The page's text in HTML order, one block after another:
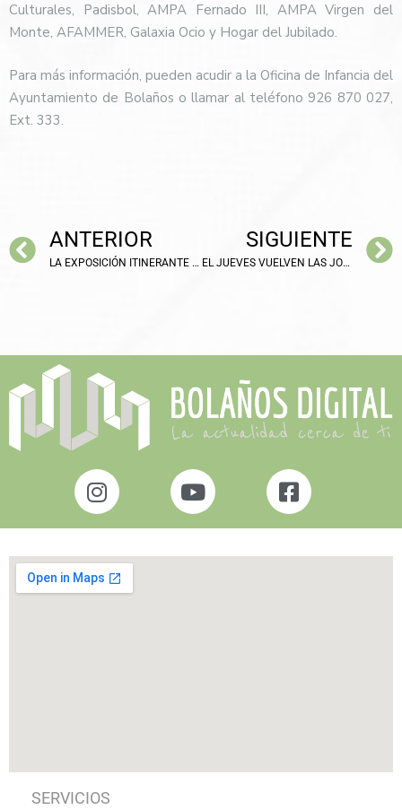
Culturales, Padisbol, AMPA Fernado III, AMPA Virgen del
Monte, AFAMMER, Galaxia Ocio y Hogar del Jubilado.
Para más información, pueden acudir a la Oficina de Infancia del
Ayuntamiento de Bolaños o llamar al teléfono 926 870 027,
Ext. 333.
ANTERIOR
LA EXPOSICIÓN ITINERANTE «MUSEORUM» SE INAUGURÓ AYER EN BOLAÑOS
SIGUIENTE
EL JUEVES VUELVEN LAS JORNADAS DE HISTORIA LOCAL A BOLAÑOS
SERVICIOS